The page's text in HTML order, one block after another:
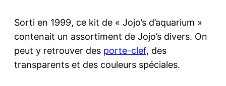
Sorti en 1999, ce kit de « Jojo’s d’aquarium »
contenait un assortiment de Jojo’s divers. On
peut y retrouver des porte-clef, des
transparents et des couleurs spéciales.